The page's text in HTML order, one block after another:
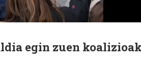
egin zuen koalizioak